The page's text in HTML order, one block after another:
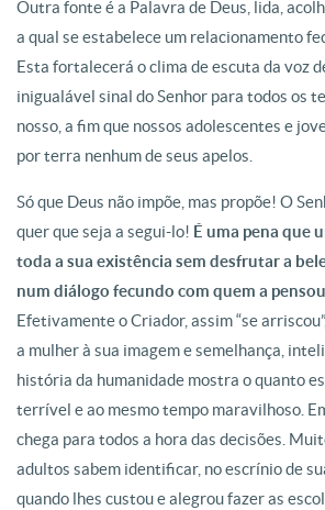
Outra fonte é a Palavra de Deus, lida,
a qual se estabelece um relacionamento
Esta fortalecerá o clima de escuta da voz
inigualável sinal do Senhor para todos os
nosso, a fim que nossos adolescentes e
por terra nenhum de seus apelos.
Só que Deus não impõe, mas propõe! O
quer que seja a segui-lo! É uma pena que
toda a sua existência sem desfrutar a
num diálogo fecundo com quem a
Efetivamente o Criador, assim “se
a mulher à sua imagem e semelhança,
história da humanidade mostra o quanto
terrível e ao mesmo tempo maravilhoso.
chega para todos a hora das decisões.
adultos sabem identificar, no escrínio de
quando lhes custou e alegrou fazer as